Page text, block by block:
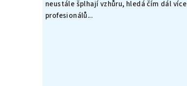
neustále šplhají vzhůru, hledá čím dál více
profesionálů...